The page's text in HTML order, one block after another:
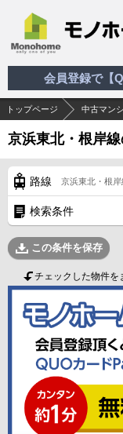
会員登録で【
トップページ 中古マン
京浜東北・根岸
路線 京浜東北・根岸
検索条件
この条件を保存
チェックした物件を